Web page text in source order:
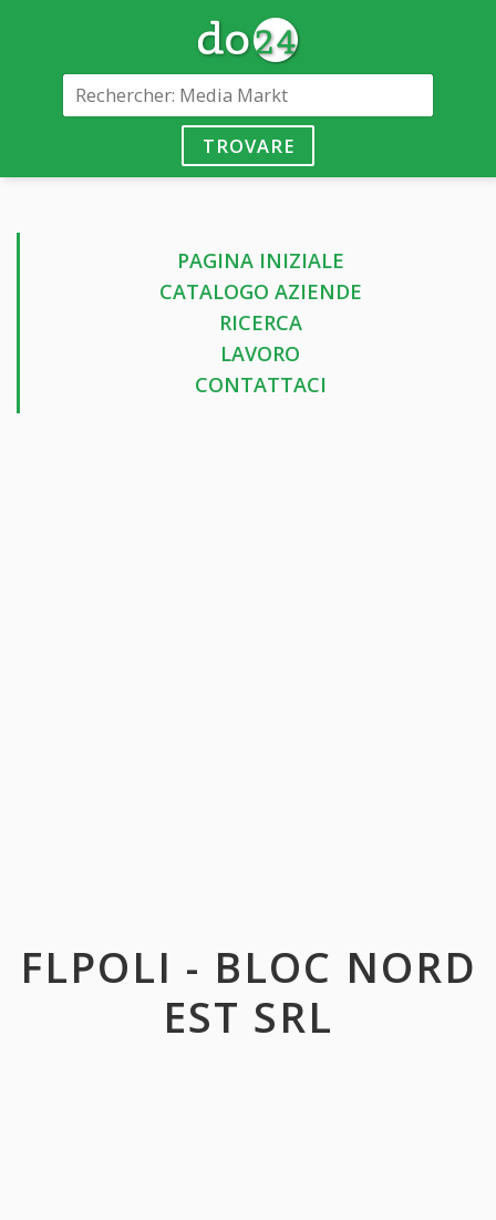
TROVARE
PAGINA INIZIALE
CATALOGO AZIENDE
RICERCA
LAVORO
CONTATTACI
FLPOLI - BLOC NORD
EST SRL